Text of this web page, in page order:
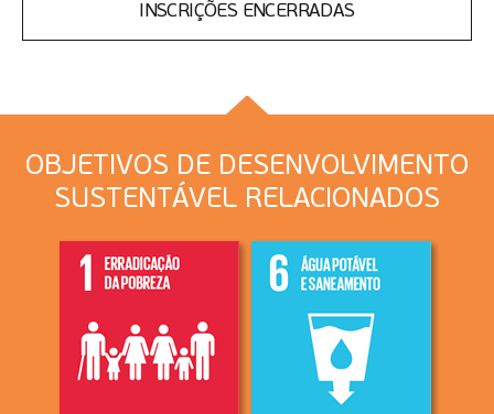
INSCRIÇÕES ENCERRADAS
OBJETIVOS DE DESENVOLVIMENTO
SUSTENTÁVEL RELACIONADOS